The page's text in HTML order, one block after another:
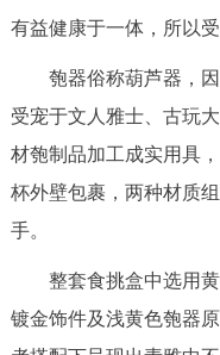
有益健康于一体，所以受
匏器俗称葫芦器，因
受宠于文人雅士、古玩
材匏制品加工成实用具
杯外壁包裹，两种材质
手。
整套食挑盒中选用黄
镀金饰件及浅黄色匏器